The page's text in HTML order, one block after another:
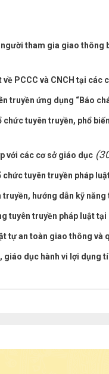
tham gia giao
PCCC và CNCH tại các
truyền ứng dụng “Báo
chức tuyên truyền, phổ
với các cơ sở giáo dục
chức tuyên truyền pháp
truyền, hướng dẫn kỹ
tuyên truyền pháp luật
tự an toàn giao thông và
giáo dục hành vi lợi dụng